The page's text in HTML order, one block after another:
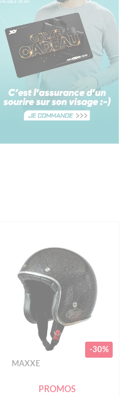
-30%
MAXXE
PROMOS